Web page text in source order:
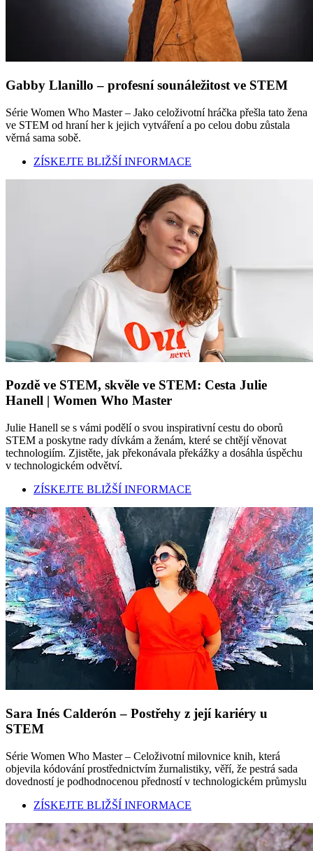
Gabby Llanillo – profesní sounáležitost ve STEM
Série Women Who Master – Jako celoživotní hráčka přešla tato žena
ve STEM od hraní her k jejich vytváření a po celou dobu zůstala
věrná sama sobě.
ZÍSKEJTE BLIŽŠÍ INFORMACE
Pozdě ve STEM, skvěle ve STEM: Cesta Julie
Hanell | Women Who Master
Julie Hanell se s vámi podělí o svou inspirativní cestu do oborů
STEM a poskytne rady dívkám a ženám, které se chtějí věnovat
technologiím. Zjistěte, jak překonávala překážky a dosáhla úspěchu
v technologickém odvětví.
ZÍSKEJTE BLIŽŠÍ INFORMACE
Sara Inés Calderón – Postřehy z její kariéry u
STEM
Série Women Who Master – Celoživotní milovnice knih, která
objevila kódování prostřednictvím žurnalistiky, věří, že pestrá sada
dovedností je podhodnocenou předností v technologickém průmyslu
ZÍSKEJTE BLIŽŠÍ INFORMACE